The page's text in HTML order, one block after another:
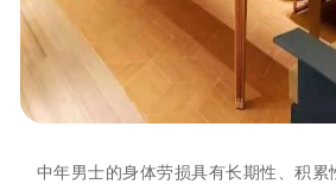
中年男士的身体劳损具有长期性、积累